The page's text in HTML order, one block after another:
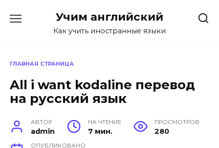
Учим английский
Как учить иностранные языки
ГЛАВНАЯ СТРАНИЦА
All i want kodaline перевод
на русский язык
АВТОР
admin
НА ЧТЕНИЕ
7 мин.
ПРОСМОТРОВ
280
ОПУБЛИКОВАНО